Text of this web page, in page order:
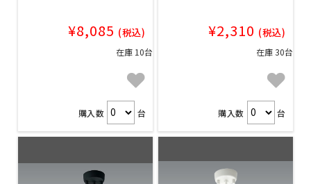
¥8,085 (税込)
在庫 10台
購入数 台
¥2,310 (税込)
在庫 30台
購入数 台